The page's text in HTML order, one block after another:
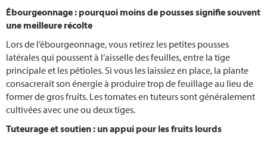
Ébourgeonnage : pourquoi moins de pousses signifie souvent
une meilleure récolte
Lors de l’ébourgeonnage, vous retirez les petites pousses
latérales qui poussent à l’aisselle des feuilles, entre la tige
principale et les pétioles. Si vous les laissiez en place, la plante
consacrerait son énergie à produire trop de feuillage au lieu de
former de gros fruits. Les tomates en tuteurs sont généralement
cultivées avec une ou deux tiges.
Tuteurage et soutien : un appui pour les fruits lourds